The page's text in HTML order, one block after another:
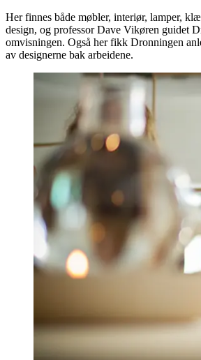
Her finnes både møbler, interiør, lamper,
design, og professor Dave Vikøren guidet
omvisningen. Også her fikk Dronningen
av designerne bak arbeidene.